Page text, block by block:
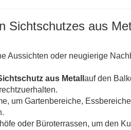
Sichtschutzes aus
Aussichten oder neugierige
aus Metall auf den
um Gartenbereiche,
oder Büroterrassen, um den